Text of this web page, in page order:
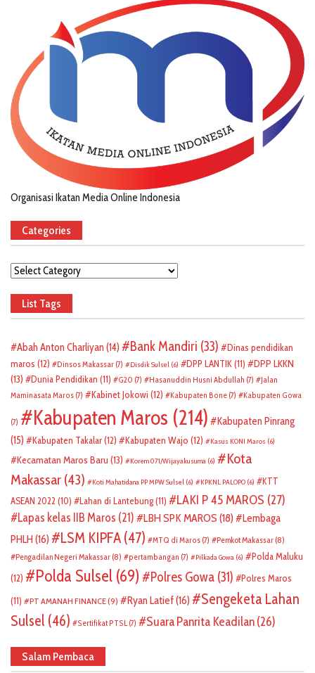
Organisasi Ikatan Media Online Indonesia
Categories
Categories
List Tags
Abah Anton Charliyan (14) Bank Mandiri (33)
Dinas pendidikan
maros (12) Dinsos Makassar (7) Disdik Sulsel (6) DPP LANTIK(11)
DPP LKKN
(13)
Dunia Pendidikan (11) G20 (7) Hasanuddin Husni Abdullah (7)
Jalan
Maminasata Maros (7) Kabinet Jokowi (12) Kabupaten Bone (7) Kabupaten Gowa
(7) Kabupaten Maros (214)
Kabupaten Pinrang
(15)
Kabupaten Takalar(12) Kabupaten Wajo (12) Kasus KONI Maros (6)
Kecamatan Maros Baru (13) Korem 071/Wijayakusuma (6)
Kota
Makassar (43) Koti Mahatidana PP MPW Sulsel (6) KPKNL PALOPO (6)
KTT
ASEAN 2022 (10) Lahan di Lantebung(11) LAKI P 45 MAROS (27)
Lapas kelas IIB Maros (21) LBH SPK MAROS (18)
Lembaga
PHLH (16) LSM KIPFA (47) MTQ di Maros (7) Pemkot Makassar (8)
Pengadilan Negeri Makassar (8) pertambangan (7) Pilkada Gowa (6)
Polda Maluku
(12)
Polda Sulsel (69) Polres Gowa (31)
Polres Maros
(11)
PT AMANAH FINANCE(9) Ryan Latief(16)
Sengeketa Lahan
Sulsel (46) Sertifikat PTSL (7) Suara Panrita Keadilan(26)
Salam Pembaca